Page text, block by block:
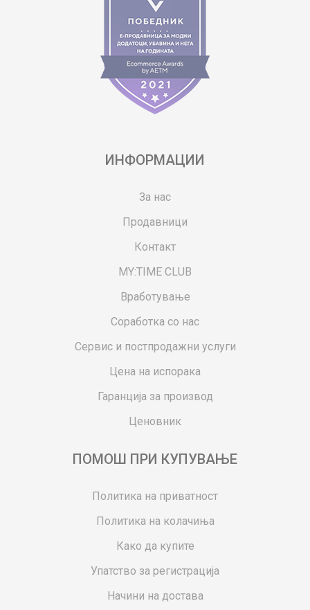
ИНФОРМАЦИИ
За нас
Продавници
Контакт
MY:TIME CLUB
Вработување
Соработка со нас
Сервис и постпродажни услуги
Цена на испорака
Гаранција за производ
Ценовник
ПОМОШ ПРИ КУПУВАЊЕ
Политика на приватност
Политика на колачиња
Како да купите
Упатство за регистрација
Начини на достава